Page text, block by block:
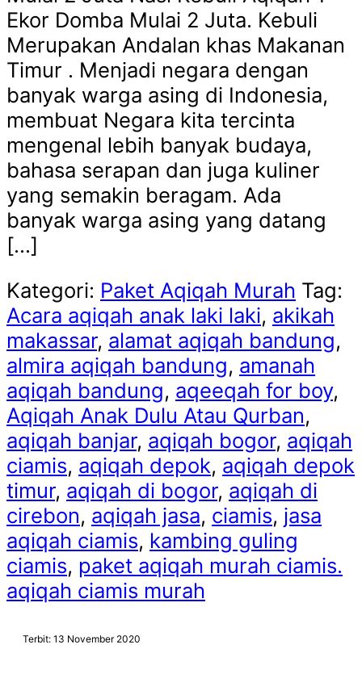
Ekor Domba Mulai 2 Juta. Kebuli
Merupakan Andalan khas Makanan
Timur . Menjadi negara dengan
banyak warga asing di Indonesia,
membuat Negara kita tercinta
mengenal lebih banyak budaya,
bahasa serapan dan juga kuliner
yang semakin beragam. Ada
banyak warga asing yang datang
[…]
Kategori: Paket Aqiqah Murah Tag:
Acara aqiqah anak laki laki, akikah
makassar, alamat aqiqah bandung,
almira aqiqah bandung, amanah
aqiqah bandung, aqeeqah for boy,
Aqiqah Anak Dulu Atau Qurban,
aqiqah banjar, aqiqah bogor, aqiqah
ciamis, aqiqah depok, aqiqah depok
timur, aqiqah di bogor, aqiqah di
cirebon, aqiqah jasa, ciamis, jasa
aqiqah ciamis, kambing guling
ciamis, paket aqiqah murah ciamis.
aqiqah ciamis murah
Terbit: 13 November 2020